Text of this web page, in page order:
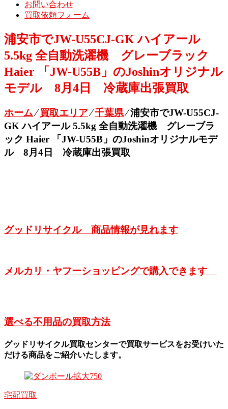
お問い合わせ
買取依頼フォーム
浦安市でJW-U55CJ-GK ハイアール
5.5kg 全自動洗濯機 グレーブラック
Haier 「JW-U55B」のJoshinオリジナル
モデル 8月4日 冷蔵庫出張買取
ホーム⁄買取エリア⁄千葉県⁄浦安市でJW-U55CJ-
GK ハイアール 5.5kg 全自動洗濯機 グレーブラ
ック Haier 「JW-U55B」のJoshinオリジナルモデ
ル 8月4日 冷蔵庫出張買取
グッドリサイクル 商品情報が見れます
メルカリ・ヤフーショッピングで購入できます
選べる不用品の買取方法
グッドリサイクル買取センターで買取サービスをお受けいた
だける商品をご紹介いたします。
宅配買取